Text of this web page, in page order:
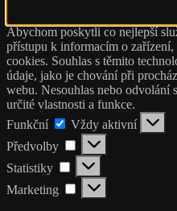
Abychom poskytli co nejlepší
přístupu k informacím o
cookies. Souhlas s těmito
údaje, jako je chování při
webu. Nesouhlas nebo odvolání
určité vlastnosti a funkce.
Funkční
Funkční
Vždy aktivní
Předvolby
Předvolby
Statistiky Statistiky
Marketing Marketing